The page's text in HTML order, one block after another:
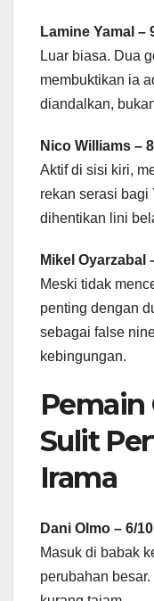
Lamine Yamal –
Luar biasa. Dua
membuktikan ia
diandalkan,
Nico Williams –
Aktif di sisi kiri,
rekan serasi bagi
dihentikan lini
Mikel Oyarzabal
Meski tidak
penting dengan
sebagai false
kebingungan.
Pemain
Sulit
Irama
Dani Olmo – 6/10
Masuk di babak
perubahan